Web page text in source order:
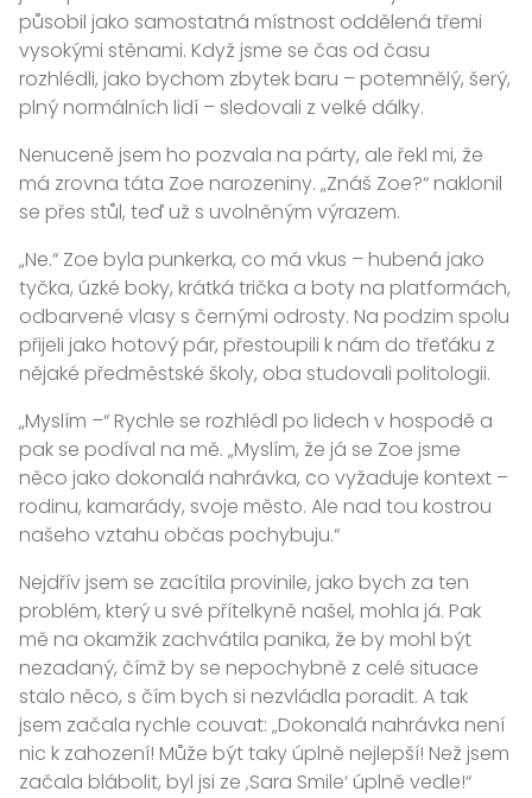
působil jako samostatná místnost oddělená třemi
vysokými stěnami. Když jsme se čas od času
rozhlédli, jako bychom zbytek baru – potemnělý, šerý,
plný normálních lidí – sledovali z velké dálky.
Nenuceně jsem ho pozvala na párty, ale řekl mi, že
má zrovna táta Zoe narozeniny. „Znáš Zoe?“ naklonil
se přes stůl, teď už s uvolněným výrazem.
„Ne.“ Zoe byla punkerka, co má vkus – hubená jako
tyčka, úzké boky, krátká trička a boty na platformách,
odbarvené vlasy s černými odrosty. Na podzim spolu
přijeli jako hotový pár, přestoupili k nám do třeťáku z
nějaké předměstské školy, oba studovali politologii.
„Myslím –“ Rychle se rozhlédl po lidech v hospodě a
pak se podíval na mě. „Myslím, že já se Zoe jsme
něco jako dokonalá nahrávka, co vyžaduje kontext –
rodinu, kamarády, svoje město. Ale nad tou kostrou
našeho vztahu občas pochybuju.“
Nejdřív jsem se zacítila provinile, jako bych za ten
problém, který u své přítelkyně našel, mohla já. Pak
mě na okamžik zachvátila panika, že by mohl být
nezadaný, čímž by se nepochybně z celé situace
stalo něco, s čím bych si nezvládla poradit. A tak
jsem začala rychle couvat: „Dokonalá nahrávka není
nic k zahození! Může být taky úplně nejlepší! Než jsem
začala blábolit, byl jsi ze ‚Sara Smile‘ úplně vedle!“